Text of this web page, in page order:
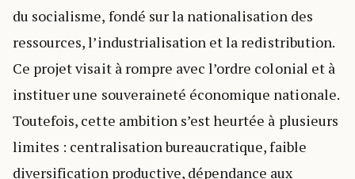
du socialisme, fondé sur la nationalisation des
ressources, l’industrialisation et la redistribution.
Ce projet visait à rompre avec l’ordre colonial et à
instituer une souveraineté économique nationale.
Toutefois, cette ambition s’est heurtée à plusieurs
limites : centralisation bureaucratique, faible
diversification productive, dépendance aux